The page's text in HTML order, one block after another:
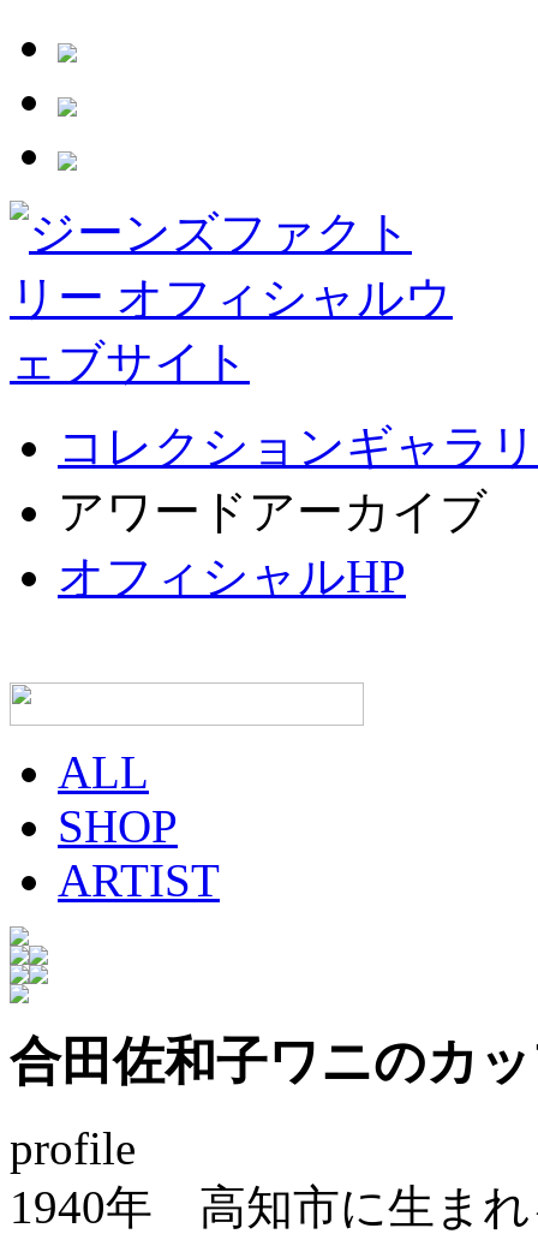
コレクションギャラ
アワードアーカイブ
オフィシャルHP
ALL
SHOP
ARTIST
合田佐和子ワニのカ
profile
1940年 高知市に生ま